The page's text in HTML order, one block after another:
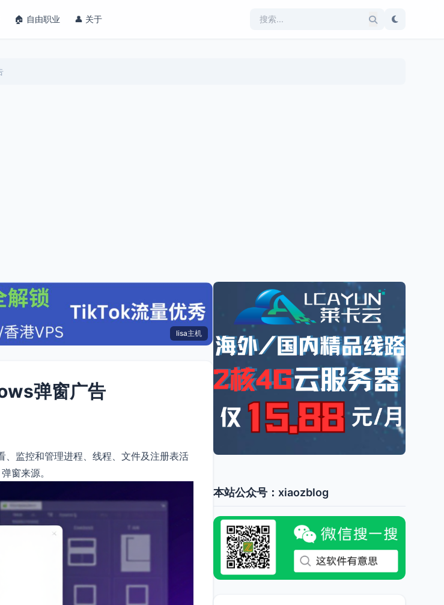
🏠 自由职业 👤 关于
lisa主机
弹窗广告
监控和管理进程、线程、文件及注册表活
窗来源。
本站公众号：xiaozblog